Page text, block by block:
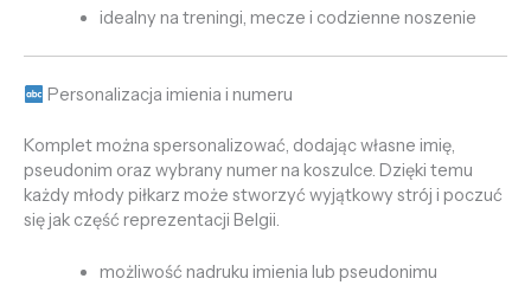
idealny na treningi, mecze i codzienne noszenie
Personalizacja imienia i numeru
Komplet można spersonalizować, dodając własne imię,
pseudonim oraz wybrany numer na koszulce. Dzięki temu
każdy młody piłkarz może stworzyć wyjątkowy strój i poczuć
się jak część reprezentacji Belgii.
możliwość nadruku imienia lub pseudonimu